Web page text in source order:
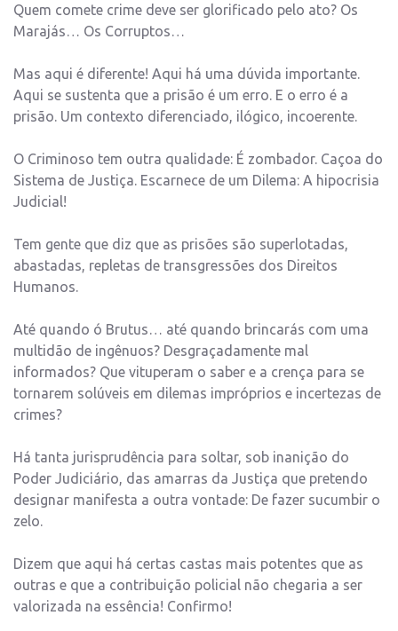
Quem comete crime deve ser glorificado pelo ato? Os
Marajás… Os Corruptos…
Mas aqui é diferente! Aqui há uma dúvida importante.
Aqui se sustenta que a prisão é um erro. E o erro é a
prisão. Um contexto diferenciado, ilógico, incoerente.
O Criminoso tem outra qualidade: É zombador. Caçoa do
Sistema de Justiça. Escarnece de um Dilema: A hipocrisia
Judicial!
Tem gente que diz que as prisões são superlotadas,
abastadas, repletas de transgressões dos Direitos
Humanos.
Até quando ó Brutus… até quando brincarás com uma
multidão de ingênuos? Desgraçadamente mal
informados? Que vituperam o saber e a crença para se
tornarem solúveis em dilemas impróprios e incertezas de
crimes?
Há tanta jurisprudência para soltar, sob inanição do
Poder Judiciário, das amarras da Justiça que pretendo
designar manifesta a outra vontade: De fazer sucumbir o
zelo.
Dizem que aqui há certas castas mais potentes que as
outras e que a contribuição policial não chegaria a ser
valorizada na essência! Confirmo!